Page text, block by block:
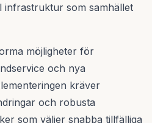
infrastruktur som samhället
möjligheter för
och nya
kräver
och robusta
som väljer snabba tillfälliga